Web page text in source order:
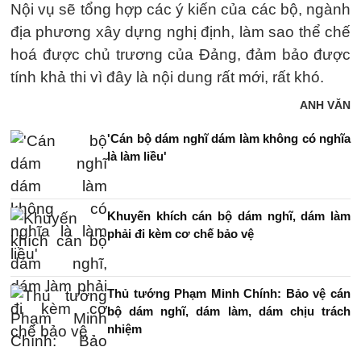
Nội vụ sẽ tổng hợp các ý kiến của các bộ, ngành
địa phương xây dựng nghị định, làm sao thể chế
hoá được chủ trương của Đảng, đảm bảo được
tính khả thi vì đây là nội dung rất mới, rất khó.
ANH VĂN
'Cán bộ dám nghĩ dám làm không có nghĩa
là làm liều'
Khuyến khích cán bộ dám nghĩ, dám làm
phải đi kèm cơ chế bảo vệ
Thủ tướng Phạm Minh Chính: Bảo vệ cán
bộ dám nghĩ, dám làm, dám chịu trách
nhiệm